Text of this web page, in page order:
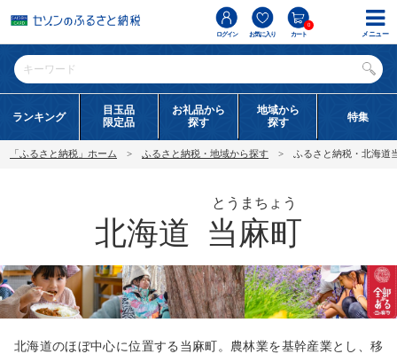
ログイン お気に入り カート
0
ランキング
目玉品
限定品
お礼品から
探す
地域から
探す
特集
「ふるさと納税」ホーム ふるさと納税・地域から探す ふるさと納税・北海道
北海道 当麻町
とうまちょう
北海道のほぼ中心に位置する当麻町。農林業を基幹産業とし、移
メニュー